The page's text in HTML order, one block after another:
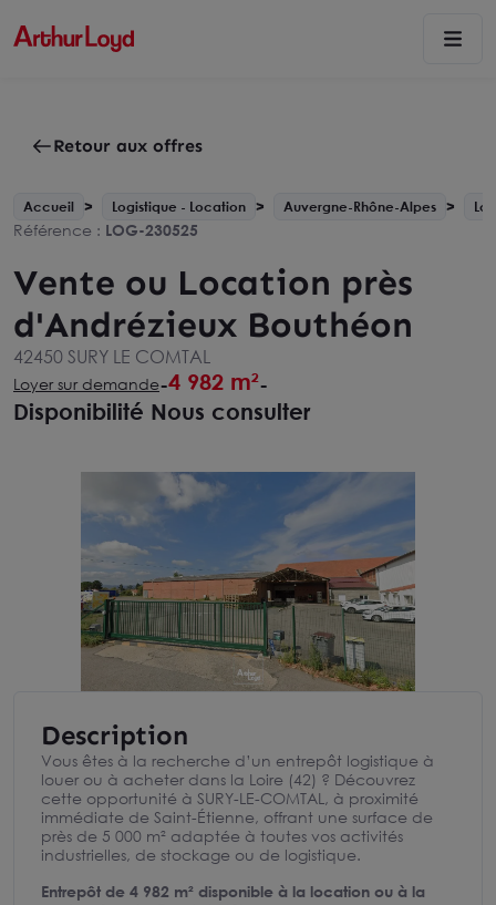
Retour aux offres
Accueil Logistique - Location Auvergne-Rhône-Alpes
Référence : LOG-230525
Vente ou Location près
d'Andrézieux Bouthéon
42450 SURY LE COMTAL
Loyer sur demande-4 982 m²-
Disponibilité Nous consulter
Description
Vous êtes à la recherche d’un entrepôt logistique à
louer ou à acheter dans la Loire (42) ? Découvrez
cette opportunité à SURY-LE-COMTAL, à proximité
immédiate de Saint-Étienne, offrant une surface de
près de 5 000 m² adaptée à toutes vos activités
industrielles, de stockage ou de logistique.
Entrepôt de 4 982 m² disponible à la location ou à la